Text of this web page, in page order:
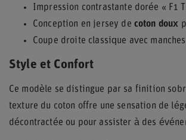
Impression contrastante dorée « F1
Conception en jersey de coton doux
Coupe droite classique avec
Style et Confort
Ce modèle se distingue par sa finition
texture du coton offre une sensation de
décontractée ou pour assister à des